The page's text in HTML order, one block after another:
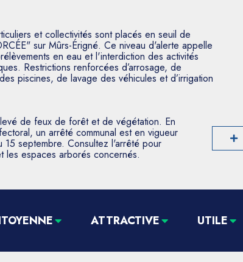
et collectivités sont placés en seuil de
sur Mûrs-Érigné. Ce niveau d'alerte appelle
en eau et l'interdiction des activités
Restrictions renforcées d’arrosage, de
piscines, de lavage des véhicules et d’irrigation
de feux de forêt et de végétation. En
un arrêté communal est en vigueur
septembre. Consultez l'arrêté pour
les espaces arborés concernés.
ATTRACTIVE UTILE